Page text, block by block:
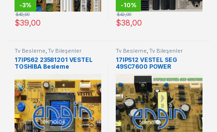
-3%
$39,00
$40,00
-10%
$38,00
$42,00
Tv Besleme,Tv Bileşenler
17IPS62 23581201 VESTEL
TOSHIBA Besleme
Tv Besleme,Tv Bileşenler
17IPS12 VESTEL SEG
49SC7600 POWER